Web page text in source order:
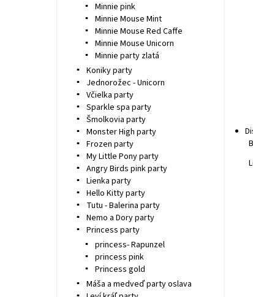
Minnie pink
Minnie Mouse Mint
Minnie Mouse Red Caffe
Minnie Mouse Unicorn
Minnie party zlatá
Koniky party
Jednorožec - Unicorn
Včielka party
Sparkle spa party
Šmolkovia party
Monster High party
Frozen party
My Little Pony party
Angry Birds pink party
Lienka party
Hello Kitty party
Tutu - Balerina party
Nemo a Dory party
Princess party
princess- Rapunzel
princess pink
Princess gold
Máša a medveď party oslava